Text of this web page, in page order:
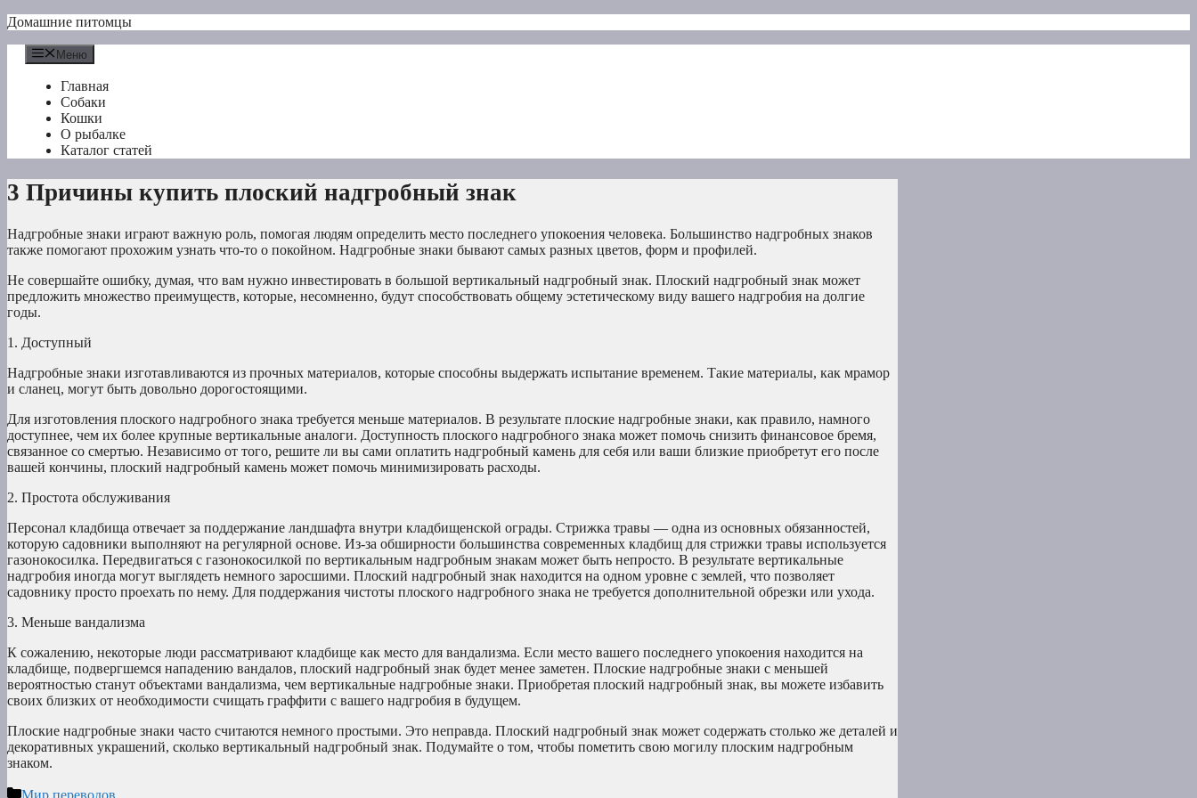
Перейти
содержимому
Домашние питомцы
Меню
Главная
Собаки
Кошки
О рыбалке
Каталог статей
3 Причины купить плоский надгробный знак
Надгробные знаки играют важную роль, помогая людям определить место последнего упокоения человека. Большинство надгробных знаков
также помогают прохожим узнать что-то о покойном. Надгробные знаки бывают самых разных цветов, форм и профилей.
Не совершайте ошибку, думая, что вам нужно инвестировать в большой вертикальный надгробный знак. Плоский надгробный знак может
предложить множество преимуществ, которые, несомненно, будут способствовать общему эстетическому виду вашего надгробия на долгие
годы.
1. Доступный
Надгробные знаки изготавливаются из прочных материалов, которые способны выдержать испытание временем. Такие материалы, как мрамор
и сланец, могут быть довольно дорогостоящими.
Для изготовления плоского надгробного знака требуется меньше материалов. В результате плоские надгробные знаки, как правило, намного
доступнее, чем их более крупные вертикальные аналоги. Доступность плоского надгробного знака может помочь снизить финансовое бремя,
связанное со смертью. Независимо от того, решите ли вы сами оплатить надгробный камень для себя или ваши близкие приобретут его после
вашей кончины, плоский надгробный камень может помочь минимизировать расходы.
2. Простота обслуживания
Персонал кладбища отвечает за поддержание ландшафта внутри кладбищенской ограды. Стрижка травы — одна из основных обязанностей,
которую садовники выполняют на регулярной основе. Из-за обширности большинства современных кладбищ для стрижки травы используется
газонокосилка. Передвигаться с газонокосилкой по вертикальным надгробным знакам может быть непросто. В результате вертикальные
надгробия иногда могут выглядеть немного заросшими. Плоский надгробный знак находится на одном уровне с землей, что позволяет
садовнику просто проехать по нему. Для поддержания чистоты плоского надгробного знака не требуется дополнительной обрезки или ухода.
3. Меньше вандализма
К сожалению, некоторые люди рассматривают кладбище как место для вандализма. Если место вашего последнего упокоения находится на
кладбище, подвергшемся нападению вандалов, плоский надгробный знак будет менее заметен. Плоские надгробные знаки с меньшей
вероятностью станут объектами вандализма, чем вертикальные надгробные знаки. Приобретая плоский надгробный знак, вы можете избавить
своих близких от необходимости счищать граффити с вашего надгробия в будущем.
Плоские надгробные знаки часто считаются немного простыми. Это неправда. Плоский надгробный знак может содержать столько же деталей и
декоративных украшений, сколько вертикальный надгробный знак. Подумайте о том, чтобы пометить свою могилу плоским надгробным
знаком.
Рубрики